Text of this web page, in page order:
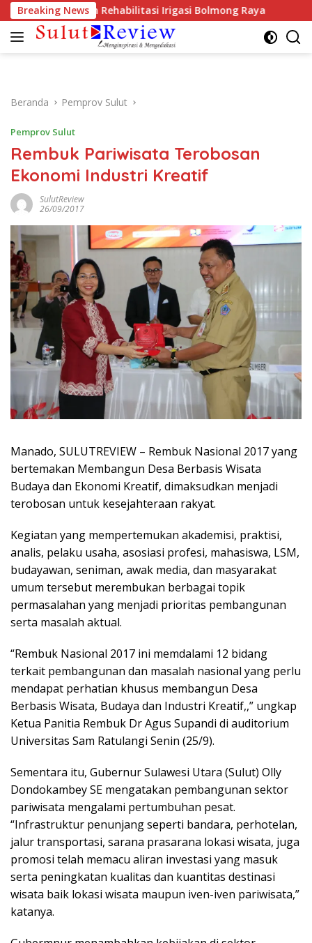
Langsung
ke
konten
Breaking News
Prioritaskan Rehabilitasi Irigasi Bolmong Raya
Beranda Pemprov Sulut
Pemprov Sulut
Rembuk Pariwisata Terobosan
Ekonomi Industri Kreatif
SulutReview
26/09/2017
Manado, SULUTREVIEW – Rembuk Nasional 2017 yang
bertemakan Membangun Desa Berbasis Wisata
Budaya dan Ekonomi Kreatif, dimaksudkan menjadi
terobosan untuk kesejahteraan rakyat.
Kegiatan yang mempertemukan akademisi, praktisi,
analis, pelaku usaha, asosiasi profesi, mahasiswa, LSM,
budayawan, seniman, awak media, dan masyarakat
umum tersebut merembukan berbagai topik
permasalahan yang menjadi prioritas pembangunan
serta masalah aktual.
“Rembuk Nasional 2017 ini memdalami 12 bidang
terkait pembangunan dan masalah nasional yang perlu
mendapat perhatian khusus membangun Desa
Berbasis Wisata, Budaya dan Industri Kreatif,,” ungkap
Ketua Panitia Rembuk Dr Agus Supandi di auditorium
Universitas Sam Ratulangi Senin (25/9).
Sementara itu, Gubernur Sulawesi Utara (Sulut) Olly
Dondokambey SE mengatakan pembangunan sektor
pariwisata mengalami pertumbuhan pesat.
“Infrastruktur penunjang seperti bandara, perhotelan,
jalur transportasi, sarana prasarana lokasi wisata, juga
promosi telah memacu aliran investasi yang masuk
serta peningkatan kualitas dan kuantitas destinasi
wisata baik lokasi wisata maupun iven-iven pariwisata,”
katanya.